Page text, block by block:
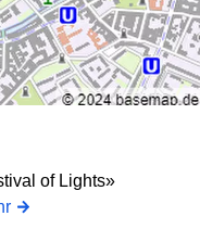
of Lights»